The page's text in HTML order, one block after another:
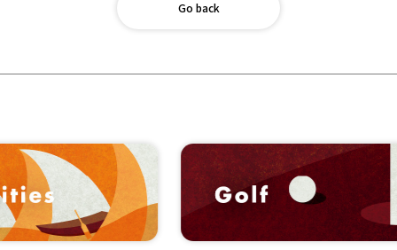
Go back